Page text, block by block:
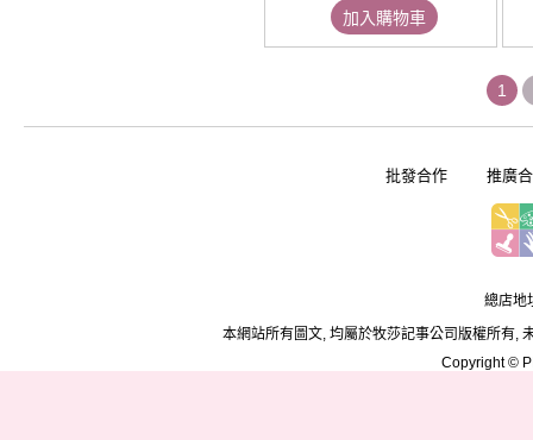
加入購物車
1
批發合作 推廣
總店地
本網站所有圖文, 均屬於牧莎記事公司版權所有,
Copyright ©